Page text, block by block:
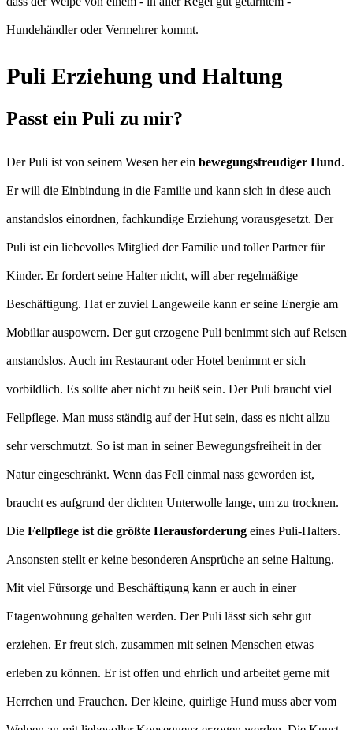
Hundehändler oder Vermehrer kommt.
Puli Erziehung und Haltung
Passt ein Puli zu mir?
Der Puli ist von seinem Wesen her ein bewegungsfreudiger Hund.
Er will die Einbindung in die Familie und kann sich in diese auch
anstandslos einordnen, fachkundige Erziehung vorausgesetzt. Der
Puli ist ein liebevolles Mitglied der Familie und toller Partner für
Kinder. Er fordert seine Halter nicht, will aber regelmäßige
Beschäftigung. Hat er zuviel Langeweile kann er seine Energie am
Mobiliar auspowern. Der gut erzogene Puli benimmt sich auf Reisen
anstandslos. Auch im Restaurant oder Hotel benimmt er sich
vorbildlich. Es sollte aber nicht zu heiß sein. Der Puli braucht viel
Fellpflege. Man muss ständig auf der Hut sein, dass es nicht allzu
sehr verschmutzt. So ist man in seiner Bewegungsfreiheit in der
Natur eingeschränkt. Wenn das Fell einmal nass geworden ist,
braucht es aufgrund der dichten Unterwolle lange, um zu trocknen.
Die Fellpflege ist die größte Herausforderung eines Puli-Halters.
Ansonsten stellt er keine besonderen Ansprüche an seine Haltung.
Mit viel Fürsorge und Beschäftigung kann er auch in einer
Etagenwohnung gehalten werden. Der Puli lässt sich sehr gut
erziehen. Er freut sich, zusammen mit seinen Menschen etwas
erleben zu können. Er ist offen und ehrlich und arbeitet gerne mit
Herrchen und Frauchen. Der kleine, quirlige Hund muss aber vom